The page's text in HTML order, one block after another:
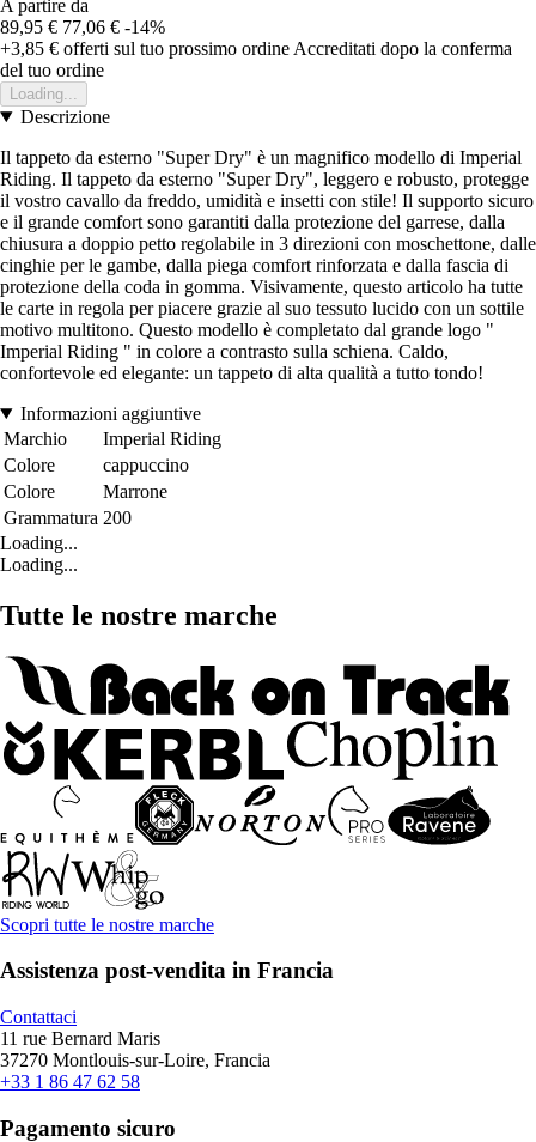
A partire da
89,95 € 77,06 € -14%
+3,85 € offerti sul tuo prossimo ordine Accreditati dopo la conferma
del tuo ordine
Loading...
Descrizione
Il tappeto da esterno "Super Dry" è un magnifico modello di Imperial
Riding. Il tappeto da esterno "Super Dry", leggero e robusto, protegge
il vostro cavallo da freddo, umidità e insetti con stile! Il supporto sicuro
e il grande comfort sono garantiti dalla protezione del garrese, dalla
chiusura a doppio petto regolabile in 3 direzioni con moschettone, dalle
cinghie per le gambe, dalla piega comfort rinforzata e dalla fascia di
protezione della coda in gomma. Visivamente, questo articolo ha tutte
le carte in regola per piacere grazie al suo tessuto lucido con un sottile
motivo multitono. Questo modello è completato dal grande logo "
Imperial Riding " in colore a contrasto sulla schiena. Caldo,
confortevole ed elegante: un tappeto di alta qualità a tutto tondo!
Informazioni aggiuntive
Marchio
Imperial Riding
Colore
cappuccino
Colore
Marrone
Grammatura 200
Loading...
Loading...
Tutte le nostre marche
Scopri tutte le nostre marche
Assistenza post-vendita in Francia
Contattaci
11 rue Bernard Maris
37270 Montlouis-sur-Loire, Francia
+33 1 86 47 62 58
Pagamento sicuro